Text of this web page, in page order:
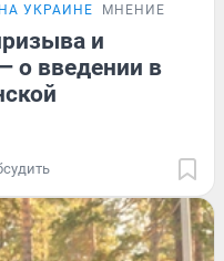
УКРАИНЕ МНЕНИЕ
и
о введении в